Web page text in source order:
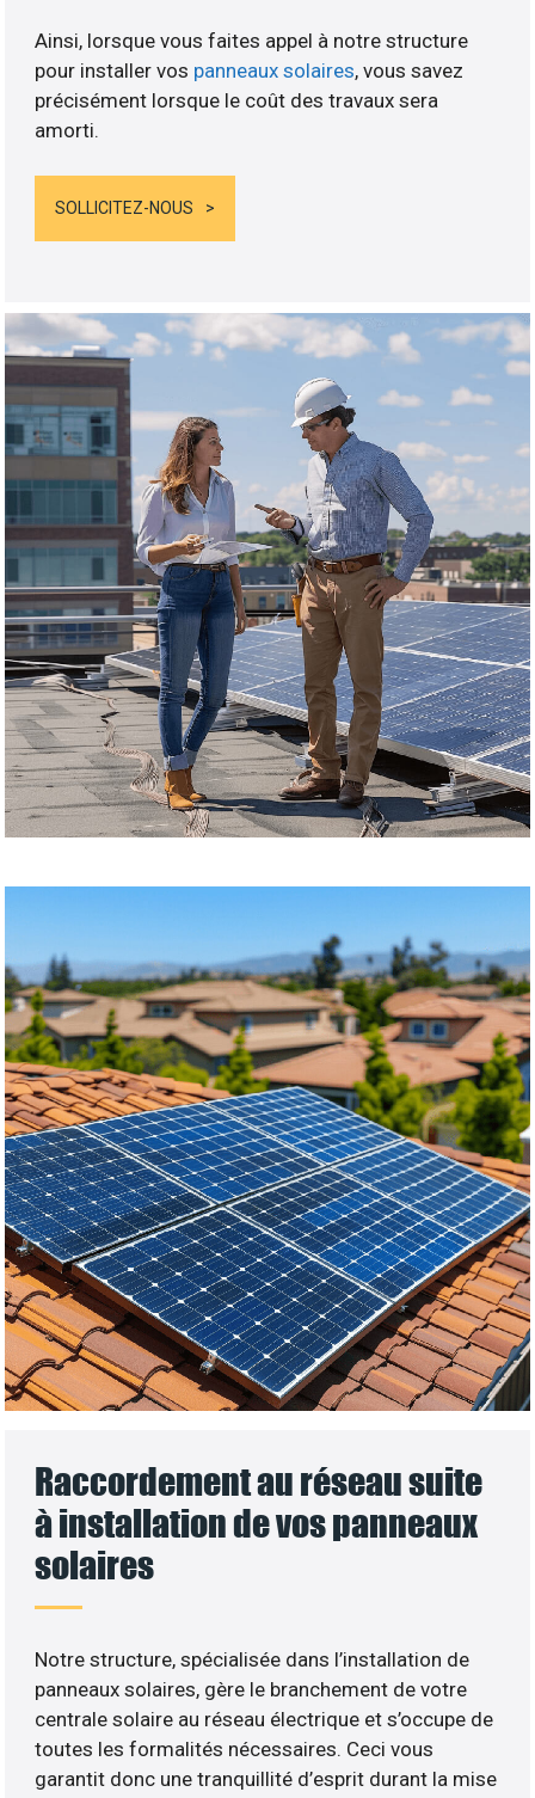
Ainsi, lorsque vous faites appel à notre structure
pour installer vos panneaux solaires, vous savez
précisément lorsque le coût des travaux sera
amorti.
SOLLICITEZ-NOUS
Raccordement au réseau suite
à installation de vos panneaux
solaires
Notre structure, spécialisée dans l’installation de
panneaux solaires, gère le branchement de votre
centrale solaire au réseau électrique et s’occupe de
toutes les formalités nécessaires. Ceci vous
garantit donc une tranquillité d’esprit durant la mise